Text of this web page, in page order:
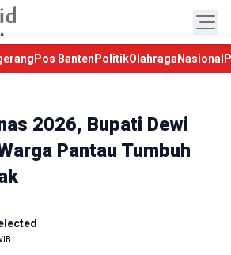
Pos Banten PolitikOlahraga Nasional
2026, Bupati Dewi
Pantau Tumbuh